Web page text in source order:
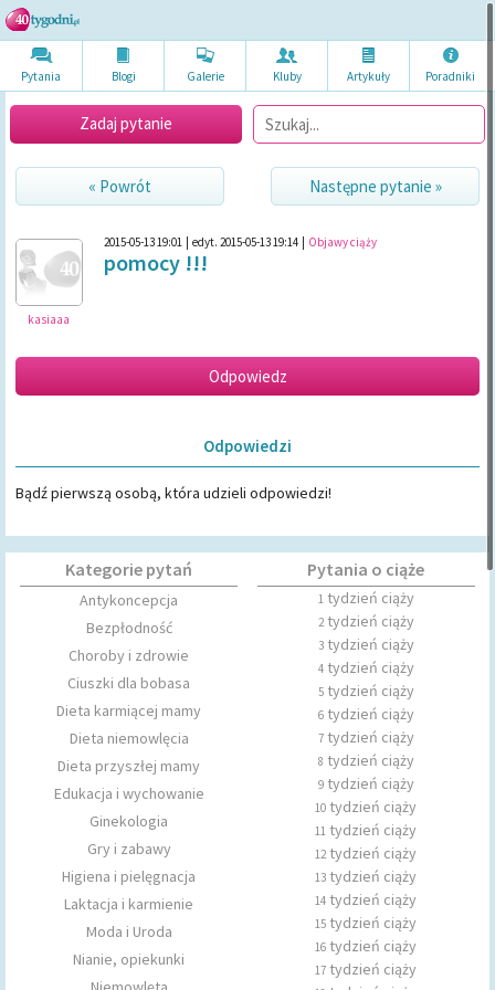
Pytania Blogi Galerie Kluby Artykuły Poradniki
Zadaj pytanie
« Powrót Następne pytanie »
kasiaaa
2015-05-13 19:01 edyt. 2015-05-13 19:14 Objawy ciąży
pomocy !!!
Odpowiedzi
Bądź pierwszą osobą, która udzieli odpowiedzi!
Kategorie pytań
Antykoncepcja
Bezpłodność
Choroby i zdrowie
Ciuszki dla bobasa
Dieta karmiącej mamy
Dieta niemowlęcia
Dieta przyszłej mamy
Edukacja i wychowanie
Ginekologia
Gry i zabawy
Higiena i pielęgnacja
Laktacja i karmienie
Moda i Uroda
Nianie, opiekunki
Pytania o ciąże
1tydzień ciąży
2tydzień ciąży
3tydzień ciąży
4tydzień ciąży
5tydzień ciąży
6tydzień ciąży
7tydzień ciąży
8 tydzień ciąży
9tydzień ciąży
10 tydzień ciąży
11 tydzień ciąży
12tydzień ciąży
13 tydzień ciąży
14 tydzień ciąży
15 tydzień ciąży
16 tydzień ciąży
17 tydzień ciąży